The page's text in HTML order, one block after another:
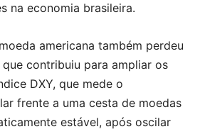
na economia brasileira.
americana também perdeu
contribuiu para ampliar os
DXY, que mede o
frente a uma cesta de moedas
estável, após oscilar